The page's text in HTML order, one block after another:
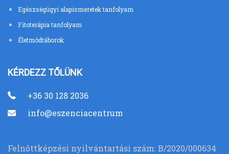
Egészségügyi alapismeretek tanfolyam
Fitoterápia tanfolyam
Életmódtáborok
KÉRDEZZ TŐLÜNK
+36 30 128 2036
info@eszenciacentrum.hu
Felnőttképzési nyilvántartási szám: B/2020/000634